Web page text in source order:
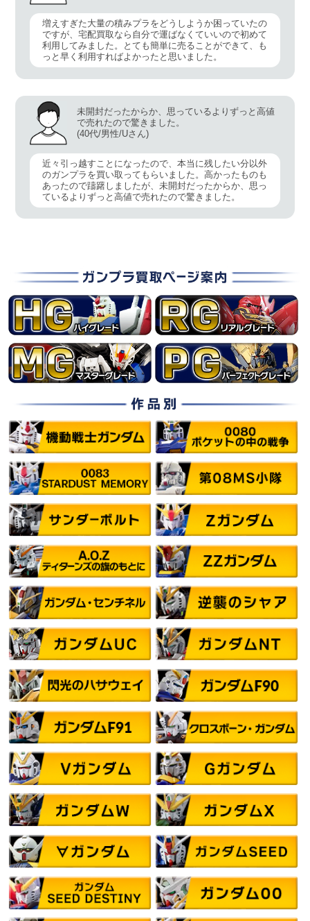
増えすぎた大量の積みプラをどうしようか困っていたの
ですが、宅配買取なら自分で運ばなくていいので初めて
利用してみました。とても簡単に売ることができて、も
っと早く利用すればよかったと思いました。
未開封だったからか、思っているよりずっと高値
で売れたので驚きました。
(40代/男性/Uさん)
近々引っ越すことになったので、本当に残したい分以外
のガンプラを買い取ってもらいました。高かったものも
あったので躊躇しましたが、未開封だったからか、思っ
ているよりずっと高値で売れたので驚きました。